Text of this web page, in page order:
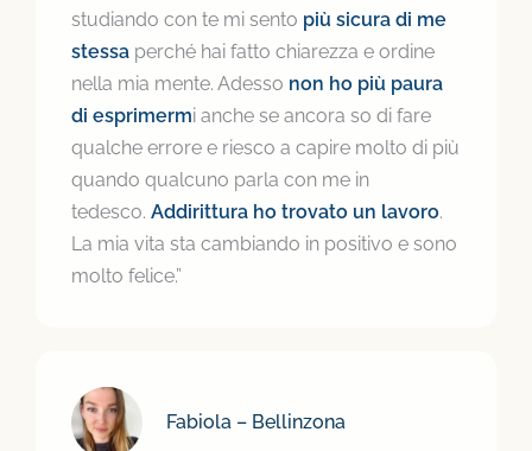
studiando con te mi sento più sicura di me
stessa perché hai fatto chiarezza e ordine
nella mia mente. Adesso non ho più paura
di esprimermi anche se ancora so di fare
qualche errore e riesco a capire molto di più
quando qualcuno parla con me in
tedesco. Addirittura ho trovato un lavoro.
La mia vita sta cambiando in positivo e sono
molto felice.”
Fabiola – Bellinzona